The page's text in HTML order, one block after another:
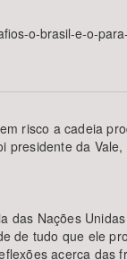
o-brasil-e-o-
risco a cadeia
da
das Nações
de tudo que ele
acerca